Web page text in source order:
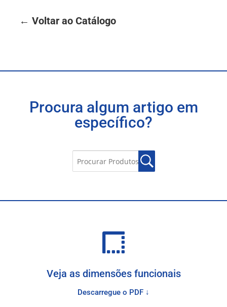
← Voltar ao Catálogo
Procura algum artigo em
específico?
Veja as dimensões funcionais
Descarregue o PDF ↓